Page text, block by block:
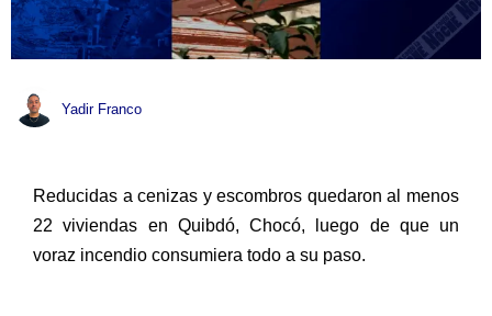
Yadir Franco
Reducidas a cenizas y escombros quedaron al menos
22 viviendas en Quibdó, Chocó, luego de que un
voraz incendio consumiera todo a su paso.